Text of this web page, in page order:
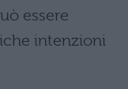
essere
intenzioni